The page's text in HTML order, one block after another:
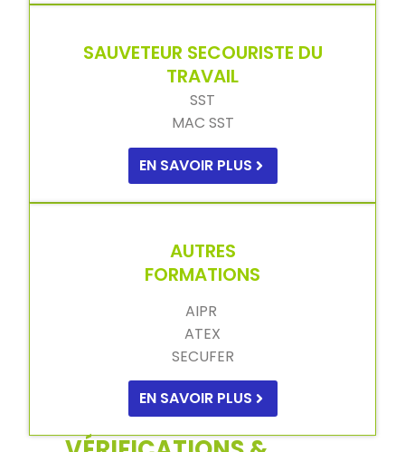
SAUVETEUR SECOURISTE DU
TRAVAIL
SST
MAC SST
EN SAVOIR PLUS
AUTRES
FORMATIONS
AIPR
ATEX
SECUFER
EN SAVOIR PLUS